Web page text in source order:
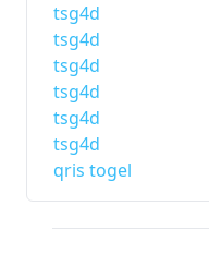
tsg4d
tsg4d
tsg4d
tsg4d
tsg4d
tsg4d
qris togel